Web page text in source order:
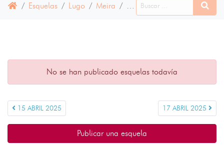
Esquelas Lugo Meira 16 ABRIL 2025
No se han publicado esquelas todavía
15 ABRIL 2025 17 ABRIL 2025
Publicar una esquela